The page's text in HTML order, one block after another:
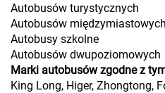
Autobusów turystycznych
Autobusów międzymiastowych
Autobusy szkolne
Autobusów dwupoziomowych
Marki autobusów zgodne z
King Long, Higer, Zhongtong,